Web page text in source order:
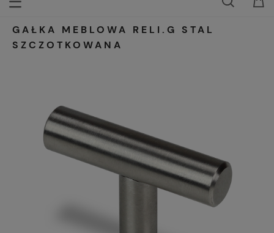
GAŁKA MEBLOWA RELI.G STAL
SZCZOTKOWANA